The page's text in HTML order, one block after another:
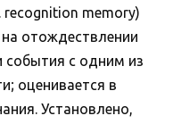
memory)
отождествлении
события с одним из
оценивается в
Установлено,